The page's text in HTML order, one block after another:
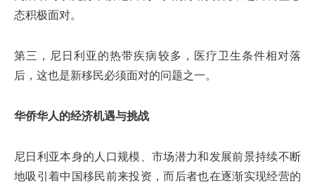
态积极面对。
第三，尼日利亚的热带疾病较多，医疗卫生条件相对落
后，这也是新移民必须面对的问题之一。
华侨华人的经济机遇与挑战
尼日利亚本身的人口规模、市场潜力和发展前景持续不断
地吸引着中国移民前来投资，而后者也在逐渐实现经营的